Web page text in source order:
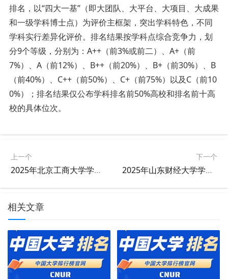
排名，以“四大一基”（即大团队、大平台、大项目、大成果
和一级学科博士点）为评价主框架，突出学科特色，不同
学科实行差异化评价。排名结果按学科点综合竞争力，划
分9个等级，分别为：A++（前3%或前二）、A+（前
7%）、A（前12%）、B++（前20%）、B+（前30%）、B
（前40%）、C++（前50%）、C+（前75%）以及C（前10
0%）；排名结果仅公布学科排名前50%高校和排名前十高
校的具体位次。
上一个
2025年北京工商大学学科排名
下一个
2025年山东财经大学学科排名
相关文章